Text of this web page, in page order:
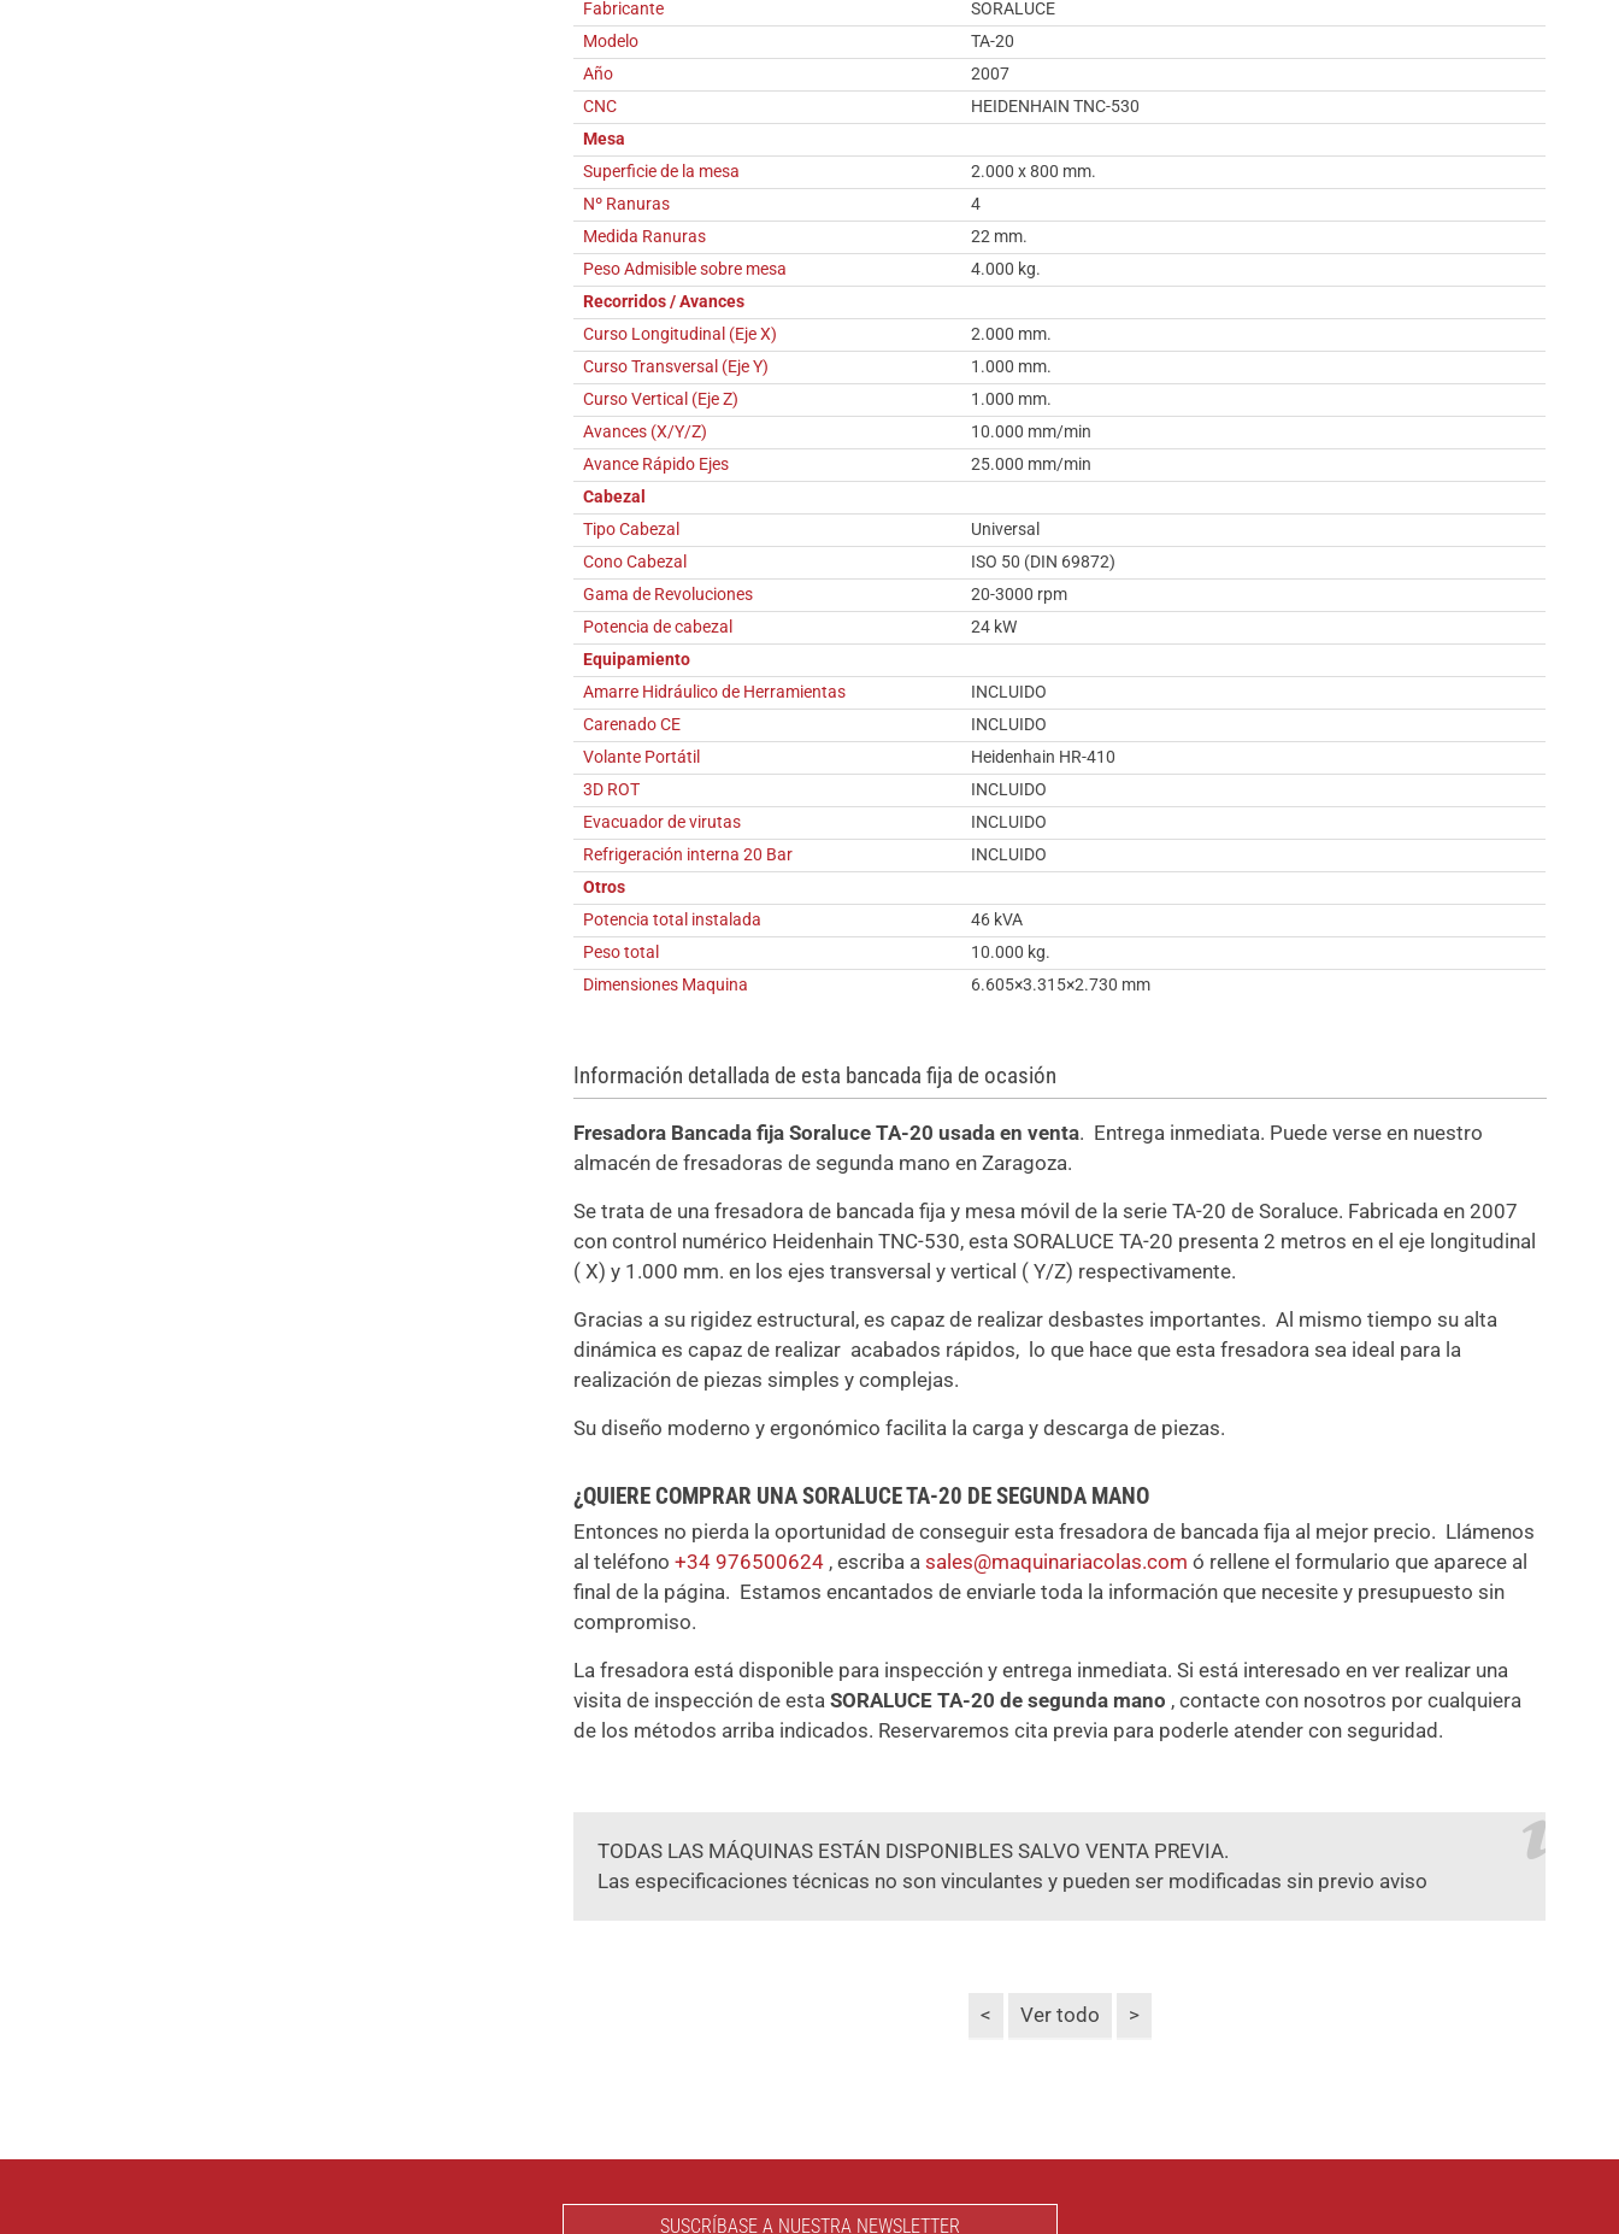
Fabricante
SORALUCE
Modelo
TA-20
Año
2007
CNC
HEIDENHAIN TNC-530
Mesa
Superficie de la mesa
2.000 x 800 mm.
Nº Ranuras
4
Medida Ranuras
22 mm.
Peso Admisible sobre mesa
4.000 kg.
Recorridos / Avances
Curso Longitudinal (Eje X)
2.000 mm.
Curso Transversal (Eje Y)
1.000 mm.
Curso Vertical (Eje Z)
1.000 mm.
Avances (X/Y/Z)
10.000 mm/min
Avance Rápido Ejes
25.000 mm/min
Cabezal
Tipo Cabezal
Universal
Cono Cabezal
ISO 50 (DIN 69872)
Gama de Revoluciones
20-3000 rpm
Potencia de cabezal
24 kW
Equipamiento
Amarre Hidráulico de Herramientas
INCLUIDO
Carenado CE
INCLUIDO
Volante Portátil
Heidenhain HR-410
3D ROT
INCLUIDO
Evacuador de virutas
INCLUIDO
Refrigeración interna 20 Bar
INCLUIDO
Otros
Potencia total instalada
46 kVA
Peso total
10.000 kg.
Dimensiones Maquina
6.605×3.315×2.730 mm
Información detallada de esta bancada fija de ocasión
Fresadora Bancada fija Soraluce TA-20 usada en venta. Entrega inmediata. Puede verse en nuestro
almacén de fresadoras de segunda mano en Zaragoza.
Se trata de una fresadora de bancada fija y mesa móvil de la serie TA-20 de Soraluce. Fabricada en 2007
con control numérico Heidenhain TNC-530, esta SORALUCE TA-20 presenta 2 metros en el eje longitudinal
( X) y 1.000 mm. en los ejes transversal y vertical ( Y/Z) respectivamente.
Gracias a su rigidez estructural, es capaz de realizar desbastes importantes. Al mismo tiempo su alta
dinámica es capaz de realizar acabados rápidos, lo que hace que esta fresadora sea ideal para la
realización de piezas simples y complejas.
Su diseño moderno y ergonómico facilita la carga y descarga de piezas.
¿QUIERE COMPRAR UNA SORALUCE TA-20 DE SEGUNDA MANO
Entonces no pierda la oportunidad de conseguir esta fresadora de bancada fija al mejor precio. Llámenos
al teléfono +34 976500624 , escriba asales@maquinariacolas.com ó rellene el formulario que aparece al
final de la página. Estamos encantados de enviarle toda la información que necesite y presupuesto sin
compromiso.
La fresadora está disponible para inspección y entrega inmediata. Si está interesado en ver realizar una
visita de inspección de estaSORALUCE TA-20 de segunda mano , contacte con nosotros por cualquiera
de los métodos arriba indicados. Reservaremos cita previa para poderle atender con seguridad.
TODAS LAS MÁQUINAS ESTÁN DISPONIBLES SALVO VENTA PREVIA.
Las especificaciones técnicas no son vinculantes y pueden ser modificadas sin previo aviso
< Ver todo >
SUSCRÍBASE A NUESTRA NEWSLETTER